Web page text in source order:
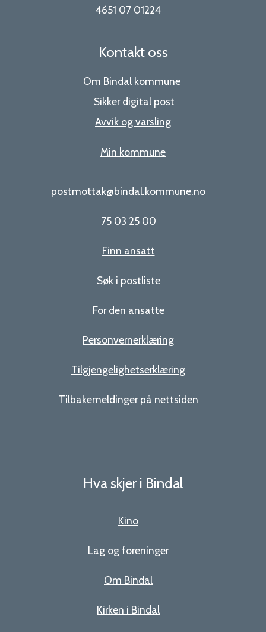
4651 07 01224
Kontakt oss
Om Bindal kommune
Sikker digital post
Avvik og varsling
Min kommune
postmottak@bindal.kommune.no
75 03 25 00
Finn ansatt
Søk i postliste
For den ansatte
Personvernerklæring
Tilgjengelighetserklæring
Tilbakemeldinger på nettsiden
Hva skjer i Bindal
Kino
Lag og foreninger
Om Bindal
Kirken i Bindal